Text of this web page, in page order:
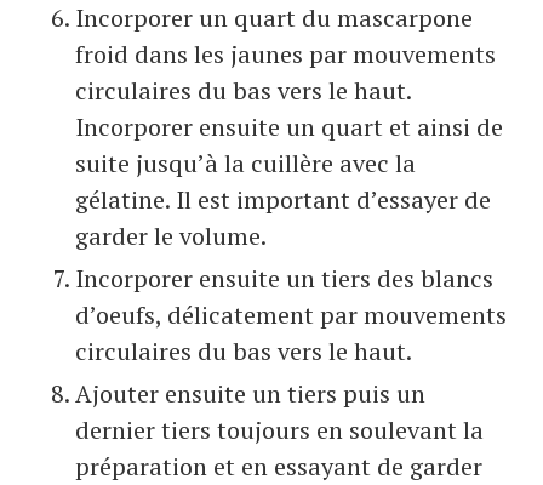
Incorporer un quart du mascarpone
froid dans les jaunes par mouvements
circulaires du bas vers le haut.
Incorporer ensuite un quart et ainsi de
suite jusqu’à la cuillère avec la
gélatine. Il est important d’essayer de
garder le volume.
Incorporer ensuite un tiers des blancs
d’oeufs, délicatement par mouvements
circulaires du bas vers le haut.
Ajouter ensuite un tiers puis un
dernier tiers toujours en soulevant la
préparation et en essayant de garder